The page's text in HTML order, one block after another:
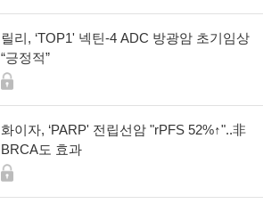
릴리, ‘TOP1' 넥틴-4 ADC 방광암 초기임상
“긍정적”
화이자, ‘PARP' 전립선암 "rPFS 52%↑"..非
BRCA도 효과